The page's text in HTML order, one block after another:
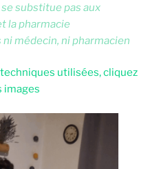
substitue pas aux
la pharmacie
médecin, ni pharmacien
utilisées, cliquez
images